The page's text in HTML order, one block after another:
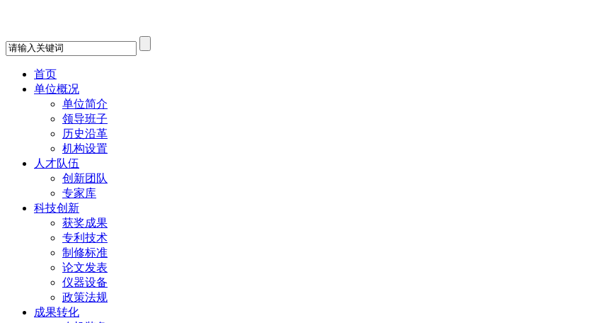
首页
单位概况
单位简介
领导班子
历史沿革
机构设置
人才队伍
创新团队
专家库
科技创新
获奖成果
专利技术
制修标准
论文发表
仪器设备
政策法规
成果转化